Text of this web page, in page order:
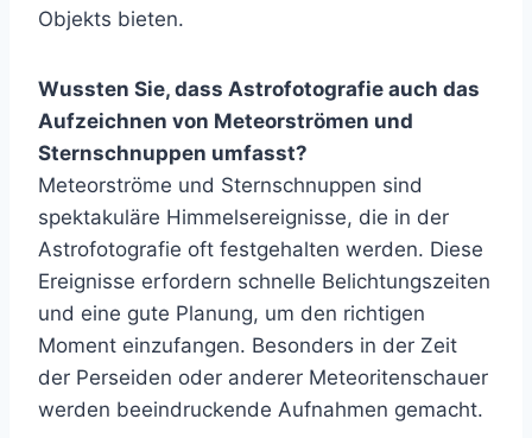
Objekts bieten.
Wussten Sie, dass Astrofotografie auch das
Aufzeichnen von Meteorströmen und
Sternschnuppen umfasst?
Meteorströme und Sternschnuppen sind
spektakuläre Himmelsereignisse, die in der
Astrofotografie oft festgehalten werden. Diese
Ereignisse erfordern schnelle Belichtungszeiten
und eine gute Planung, um den richtigen
Moment einzufangen. Besonders in der Zeit
der Perseiden oder anderer Meteoritenschauer
werden beeindruckende Aufnahmen gemacht.